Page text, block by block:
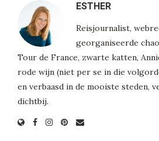
ESTHER
Reisjournalist,
georganiseerde
Tour de France, zwarte katten,
rode wijn (niet per se in die
en verbaasd in de mooiste steden,
dichtbij.